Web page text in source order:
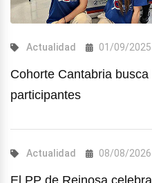
Actualidad 01/09/2025
Cohorte Cantabria
participantes
Actualidad 08/08/2026